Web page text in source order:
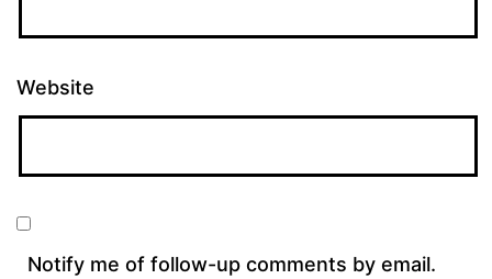
Website
Notify me of follow-up comments by email.